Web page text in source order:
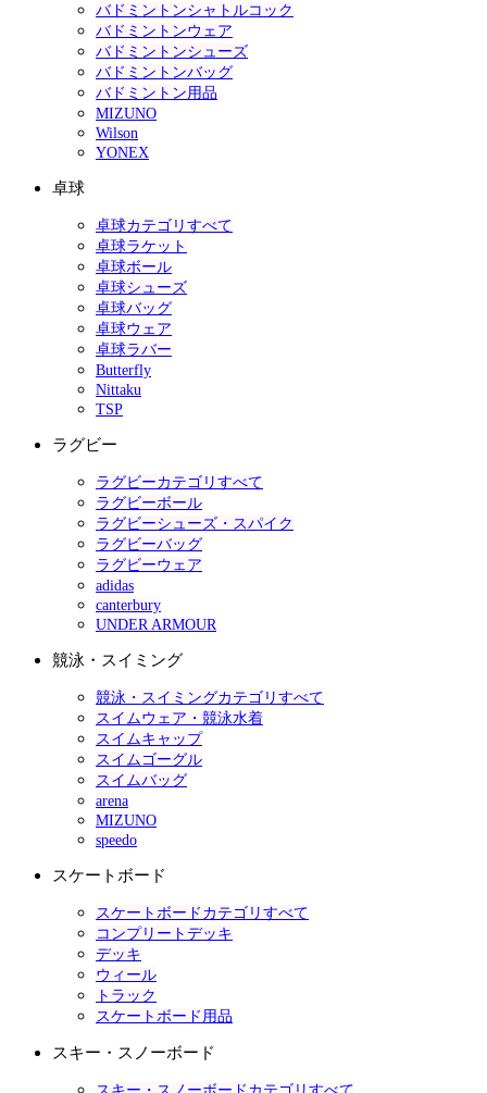
バドミントンシャトルコック
バドミントンウェア
バドミントンシューズ
バドミントンバッグ
バドミントン用品
MIZUNO
Wilson
YONEX
卓球
卓球カテゴリすべて
卓球ラケット
卓球ボール
卓球シューズ
卓球バッグ
卓球ウェア
卓球ラバー
Butterfly
Nittaku
TSP
ラグビー
ラグビーカテゴリすべて
ラグビーボール
ラグビーシューズ・スパイク
ラグビーバッグ
ラグビーウェア
adidas
canterbury
UNDER ARMOUR
競泳・スイミング
競泳・スイミングカテゴリすべて
スイムウェア・競泳水着
スイムキャップ
スイムゴーグル
スイムバッグ
arena
MIZUNO
speedo
スケートボード
スケートボードカテゴリすべて
コンプリートデッキ
デッキ
ウィール
トラック
スケートボード用品
スキー・スノーボード